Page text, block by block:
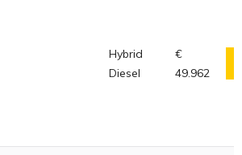
Hybrid
Diesel
€
49.962